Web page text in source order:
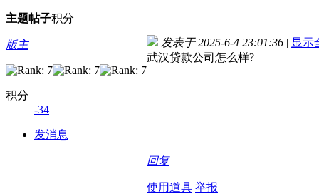
主题帖子积分
版主
积分
-34
发消息
发表于 2025-6-4 23:01:36 | 显示
武汉贷款公司怎么样?
回复
使用道具 举报